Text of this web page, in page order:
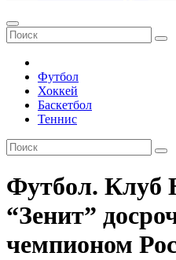
Футбол
Хоккей
Баскетбол
Теннис
Футбол.
“Зенит”
чемпионом